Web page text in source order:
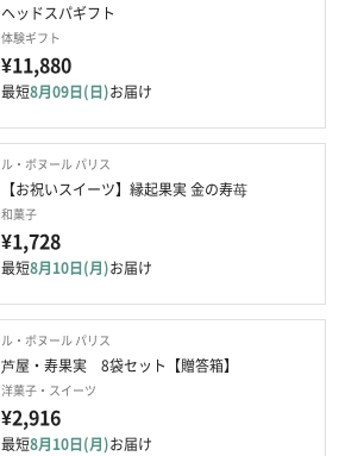
ヘッドスパギフト
体験ギフト
¥11,880
最短8月09日(日)お届け
ル・ボヌール パリス
【お祝いスイーツ】縁起果実 金の寿苺
和菓子
¥1,728
最短8月10日(月)お届け
ル・ボヌール パリス
芦屋・寿果実　8袋セット【贈答箱】
洋菓子・スイーツ
¥2,916
最短8月10日(月)お届け